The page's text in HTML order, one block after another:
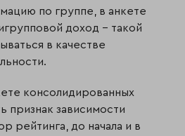
по группе, в анкете
доход – такой
в качестве
консолидированных
признак зависимости
рейтинга, до начала и в